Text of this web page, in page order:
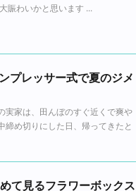
賑わいかと思います ...
プレッサー式で夏のジメ
実家は、田んぼのすぐ近くで爽や
め切りにした日、帰ってきたと
て見るフラワーボックス